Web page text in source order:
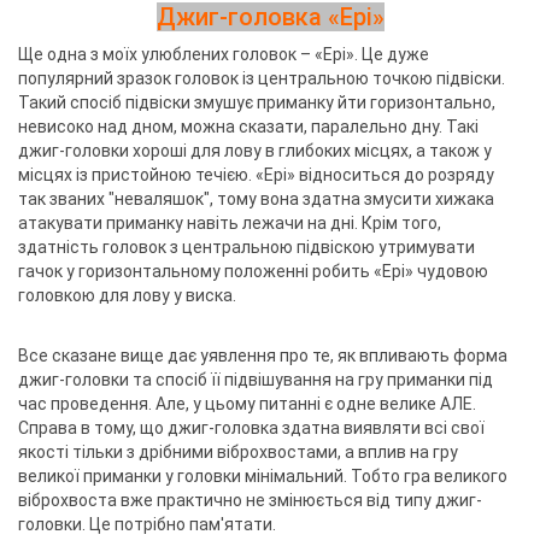
Джиг-головка «Ері»
Ще одна з моїх улюблених головок – «Ері». Це дуже
популярний зразок головок із центральною точкою підвіски.
Такий спосіб підвіски змушує приманку йти горизонтально,
невисоко над дном, можна сказати, паралельно дну. Такі
джиг-головки хороші для лову в глибоких місцях, а також у
місцях із пристойною течією. «Ері» відноситься до розряду
так званих "неваляшок", тому вона здатна змусити хижака
атакувати приманку навіть лежачи на дні. Крім того,
здатність головок з центральною підвіскою утримувати
гачок у горизонтальному положенні робить «Ері» чудовою
головкою для лову у виска.
Все сказане вище дає уявлення про те, як впливають форма
джиг-головки та спосіб її підвішування на гру приманки під
час проведення. Але, у цьому питанні є одне велике АЛЕ.
Справа в тому, що джиг-головка здатна виявляти всі свої
якості тільки з дрібними віброхвостами, а вплив на гру
великої приманки у головки мінімальний. Тобто гра великого
віброхвоста вже практично не змінюється від типу джиг-
головки. Це потрібно пам'ятати.